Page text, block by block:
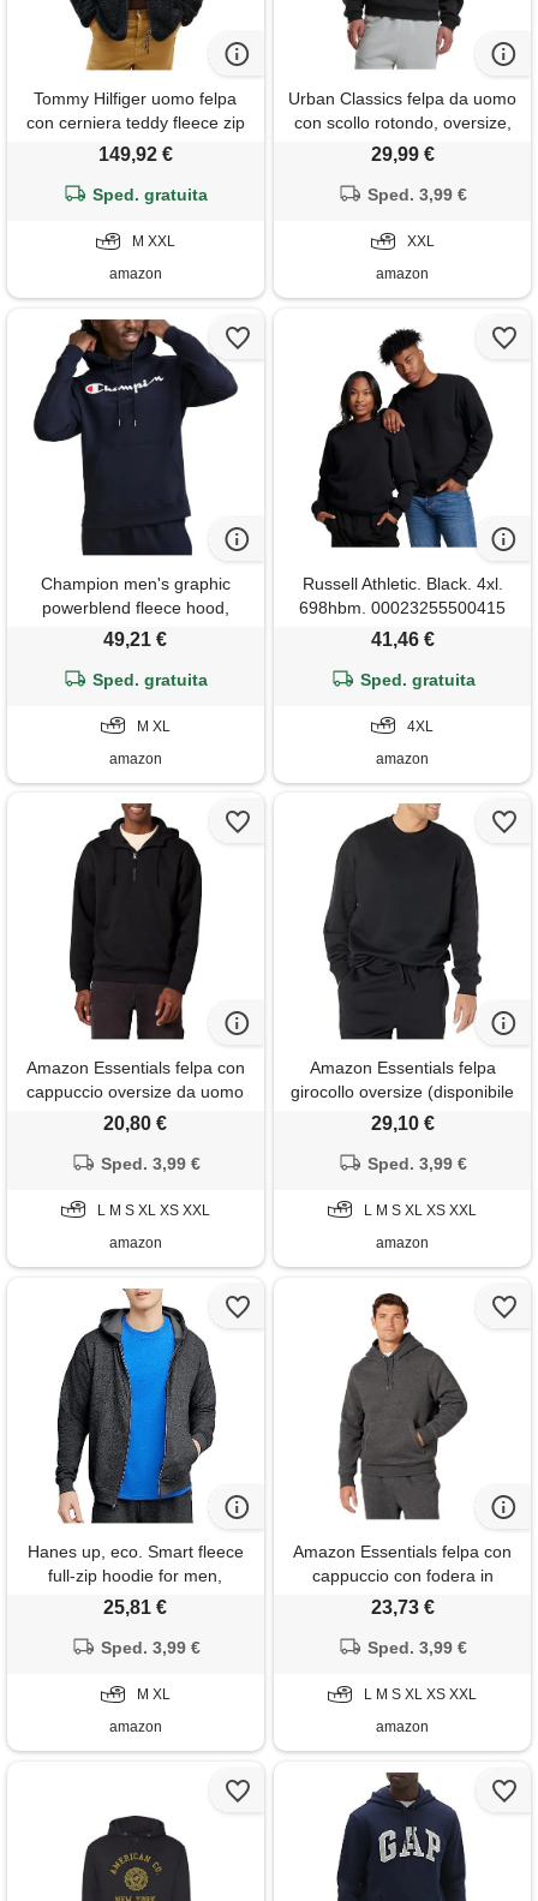
Tommy Hilfiger uomo felpa
con cerniera teddy fleece zip
through con colletto alla
149,92 €
Sped. gratuita
M XXL
amazon
Urban Classics felpa da uomo
con scollo rotondo, oversize,
taglie s-5xl, nero, xxl
29,99 €
Sped. 3,99 €
XXL
amazon
Champion men's graphic
powerblend fleece hood,
49,21 €
Sped. gratuita
M XL
amazon
Russell Athletic. Black. 4xl.
698hbm. 00023255500415
41,46 €
Sped. gratuita
4XL
amazon
Amazon Essentials felpa con
cappuccio oversize da uomo
con zip a un quarto, nera, m
20,80 €
Sped. 3,99 €
L M S XL XS XXL
amazon
Amazon Essentials felpa
girocollo oversize (disponibile
nelle taglie big & tall) uomo,
29,10 €
Sped. 3,99 €
L M S XL XS XXL
amazon
Hanes up, eco. Smart fleece
full-zip hoodie for men,
hooded sweatshirt felpa con
m uomo
25,81 €
Sped. 3,99 €
M XL
amazon
Amazon Essentials felpa con
cappuccio con fodera in
sherpa uomo, carbone
23,73 €
Sped. 3,99 €
L M S XL XS XXL
amazon